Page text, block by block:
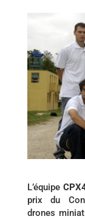
L’équipe
prix du
drones